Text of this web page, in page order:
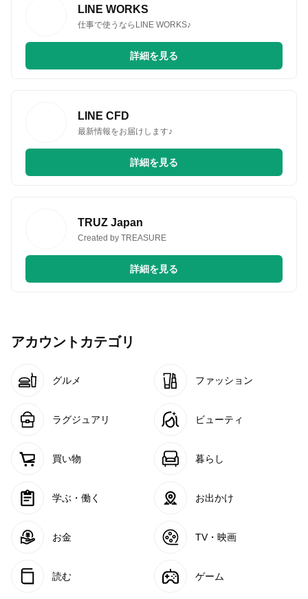
LINE WORKS
仕事で使うならLINE WORKS♪
詳細を見る
LINE CFD
最新情報をお届けします♪
詳細を見る
TRUZ Japan
Created by TREASURE
詳細を見る
アカウントカテゴリ
グルメ ファッション
ラグジュアリ ビューティ
買い物 暮らし
学ぶ・働く お出かけ
お金 TV・映画
読む ゲーム